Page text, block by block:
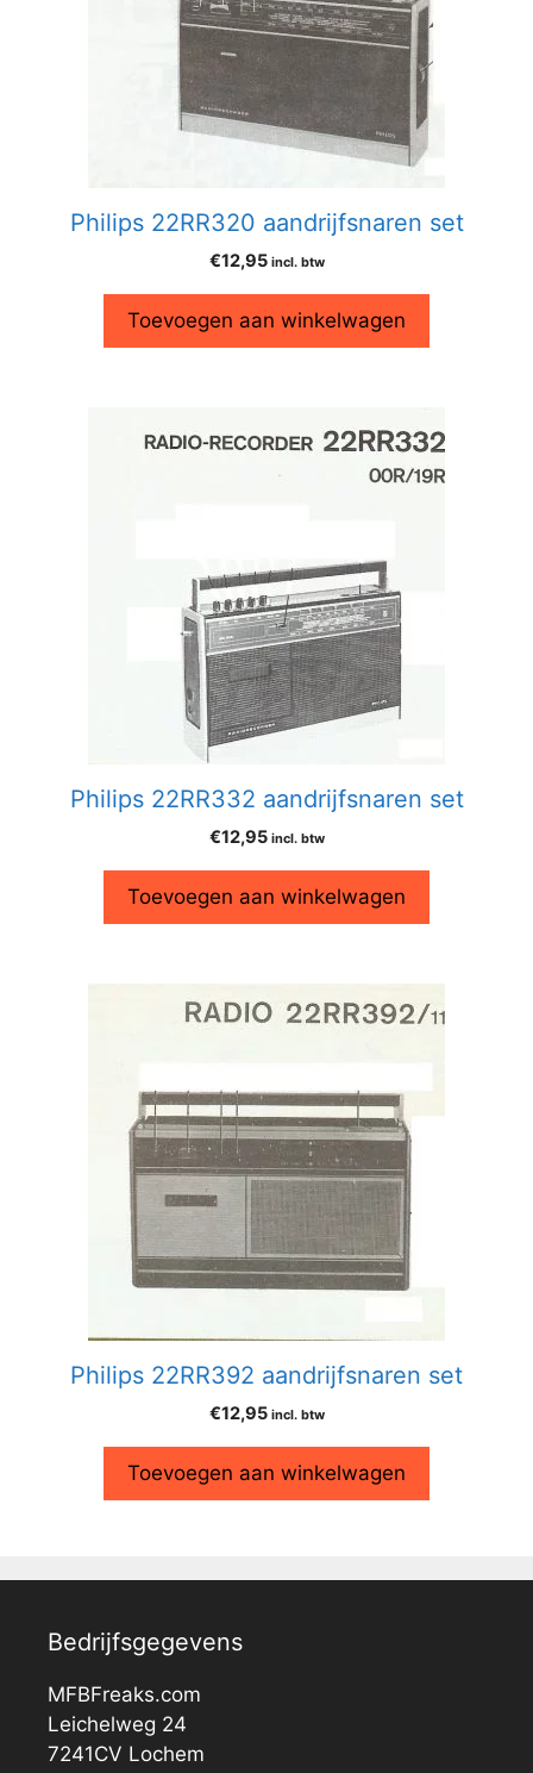
Philips 22RR320 aandrijfsnaren set
€12,95 incl. btw
Toevoegen aan winkelwagen
Philips 22RR332 aandrijfsnaren set
€12,95 incl. btw
Toevoegen aan winkelwagen
Philips 22RR392 aandrijfsnaren set
€12,95 incl. btw
Toevoegen aan winkelwagen
Bedrijfsgegevens
MFBFreaks.com
Leichelweg 24
7241CV Lochem